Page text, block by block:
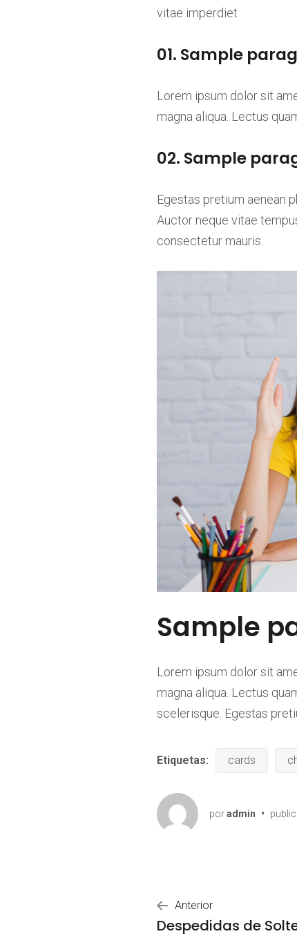
vitae imperdiet
01. Sample
Lorem ipsum dolor sit
magna aliqua. Lectus
02. Sample
Egestas pretium aenean
Auctor neque vitae
consectetur mauris.
Sample
Lorem ipsum dolor sit
magna aliqua. Lectus
scelerisque. Egestas
Etiquetas: cards
poradmin •
Anterior
Despedidas de